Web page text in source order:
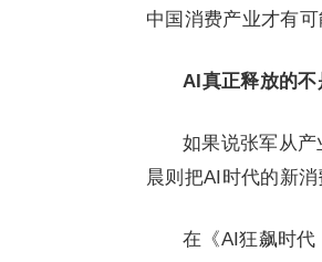
中国消费产业才有
AI真正释放的
如果说张军从产
晨则把AI时代的新
在《AI狂飙时